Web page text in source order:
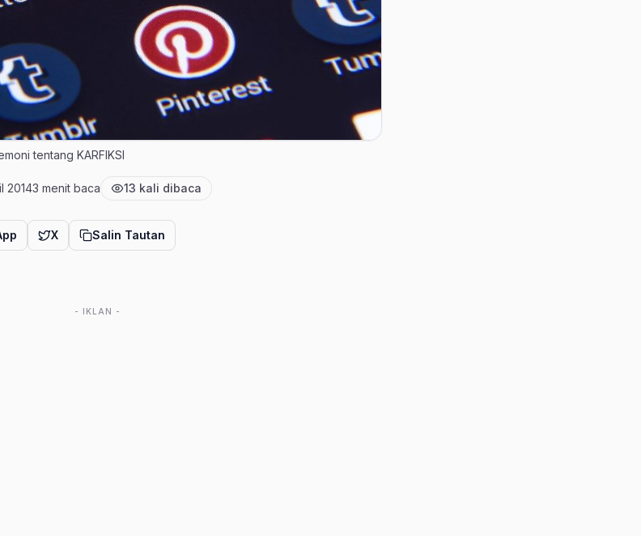
tentang KARFIKSI
terbit
2014Estimasi waktu baca
3 menit baca Jumlah pembaca
13 kali dibaca
X Salin Tautan
- IKLAN -